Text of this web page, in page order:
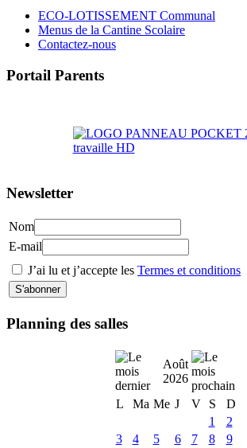
ECO-LOTISSEMENT Communal
Menus de la Cantine Scolaire
Contactez-nous
Portail Parents
Newsletter
Nom
E-mail
J’ai lu et j’accepte les Termes et conditions
Planning des salles
Août
2026
L
Ma Me J V S
D
1
2
3
4 5 6 7 8
9